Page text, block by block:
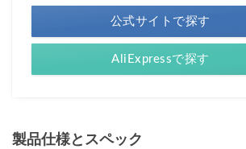
公式サイトで探す
AliExpressで探す
製品仕様とスペック